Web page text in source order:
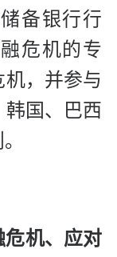
备银行行
危机的专
，并参与
国、巴西
机、应对